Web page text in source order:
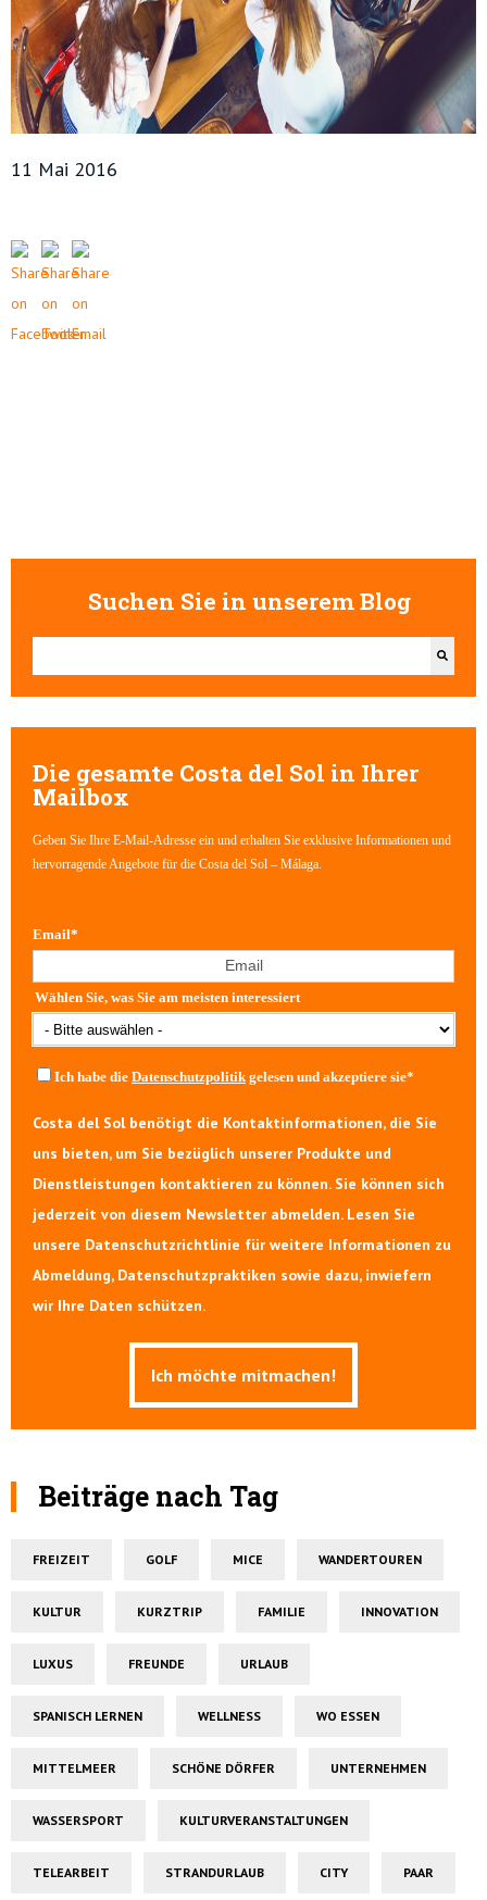
11 Mai 2016
Suchen Sie in unserem Blog
Dies ist ein Suchfeld mit einer automatischen Vorschlagsfunktion.
Die gesamte Costa del Sol in Ihrer
Mailbox
Geben Sie Ihre E-Mail-Adresse ein und erhalten Sie exklusive Informationen und
hervorragende Angebote für die Costa del Sol – Málaga.
Email*
Wählen Sie, was Sie am meisten interessiert
Ich habe die Datenschutzpolitik gelesen und akzeptiere sie*
Costa del Sol benötigt die Kontaktinformationen, die Sie
uns bieten, um Sie bezüglich unserer Produkte und
Dienstleistungen kontaktieren zu können. Sie können sich
jederzeit von diesem Newsletter abmelden. Lesen Sie
unsere Datenschutzrichtlinie für weitere Informationen zu
Abmeldung, Datenschutzpraktiken sowie dazu, inwiefern
wir Ihre Daten schützen.
Beiträge nach Tag
FREIZEIT GOLF MICE WANDERTOUREN
KULTUR KURZTRIP FAMILIE INNOVATION
LUXUS FREUNDE URLAUB
SPANISCH LERNEN WELLNESS WO ESSEN
MITTELMEER SCHÖNE DÖRFER UNTERNEHMEN
WASSERSPORT KULTURVERANSTALTUNGEN
TELEARBEIT STRANDURLAUB CITY PAAR